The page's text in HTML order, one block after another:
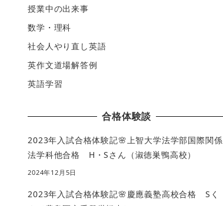
授業中の出来事
数学・理科
社会人やり直し英語
英作文道場解答例
英語学習
合格体験談
2023年入試合格体験記🌸上智大学法学部国際関係
法学科他合格 H・Sさん（淑徳巣鴨高校）
2024年12月5日
2023年入試合格体験記🌸慶應義塾高校合格 Sく